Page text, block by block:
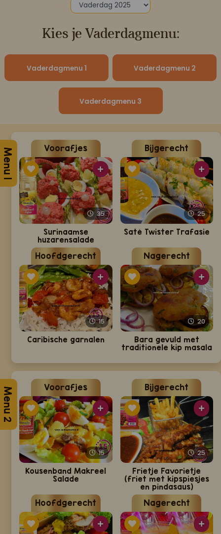
Koop ons bestseller kookboek
Kies je Vaderdagmenu:
Vaderdagmenu 1 Vaderdagmenu 2
Vaderdagmenu 3
Menu 1 Voorafjes
35
Surinaamse
huzarensalade
Bijgerecht
25
Saté Twister Trafasie
Hoofdgerecht
15
Caribische garnalen
Nagerecht
20
Bara gevuld met
traditionele kip masala
Menu 2 Voorafjes
15
Kousenband Makreel
Salade
Bijgerecht
25
Frietje Favorietje
(friet met kipspiesjes
en pindasaus)
Hoofdgerecht Nagerecht